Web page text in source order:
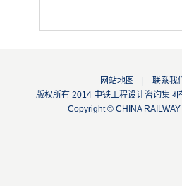
网站地图
联系我
版权所有 2014 中铁工程设计咨询
Copyright © CHINA